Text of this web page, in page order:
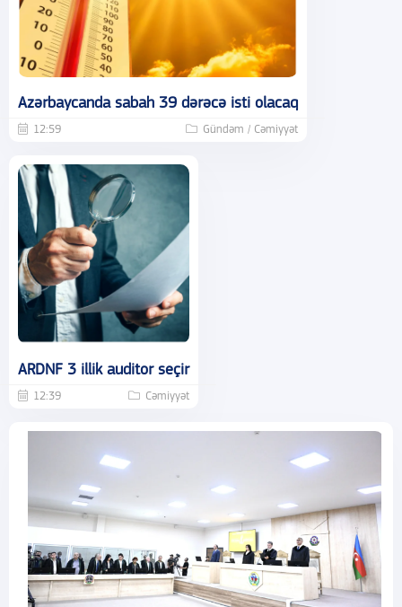
Azərbaycanda sabah 39 dərəcə isti olacaq
12:59 Gündəm / Cəmiyyət
ARDNF 3 illik auditor seçir
12:39 Cəmiyyət